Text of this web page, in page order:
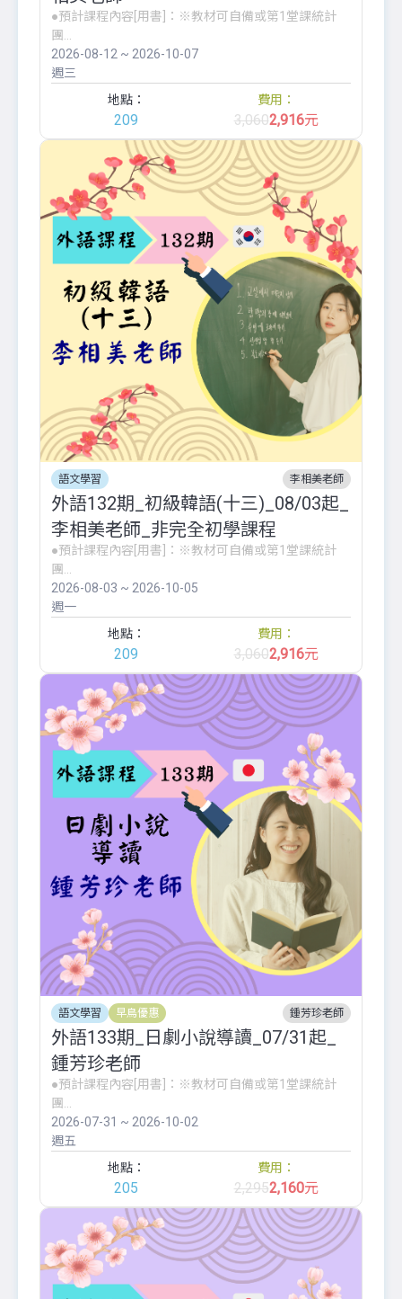
●預計課程內容[用書]：※教材可自備或第1堂課統計
團...
2026-08-12 ~ 2026-10-07
週三
地點：
209
費用：
3,0602,916元
語文學習 李相美老師
外語132期_初級韓語(十三)_08/03起_
李相美老師_非完全初學課程
●預計課程內容[用書]：※教材可自備或第1堂課統計
團...
2026-08-03 ~ 2026-10-05
週一
地點：
209
費用：
3,0602,916元
語文學習 早鳥優惠 鍾芳珍老師
外語133期_日劇小說導讀_07/31起_
鍾芳珍老師
●預計課程內容[用書]：※教材可自備或第1堂課統計
團...
2026-07-31 ~ 2026-10-02
週五
地點：
205
費用：
2,2952,160元